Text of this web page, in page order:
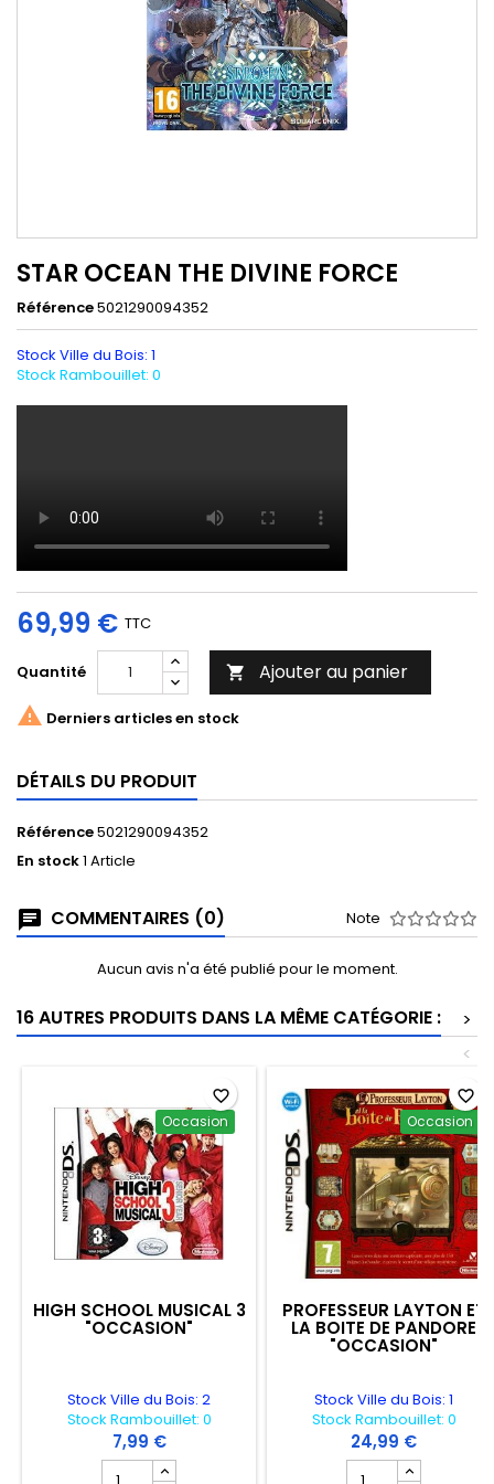
STAR OCEAN THE DIVINE FORCE
Référence5021290094352
Stock Ville du Bois: 1
Stock Rambouillet: 0
69,99 € TTC
Quantité  Ajouter au panier
 Derniers articles en stock
DÉTAILS DU PRODUIT
Référence5021290094352
En stock1 Article
COMMENTAIRES (0) Note
Aucun avis n'a été publié pour le moment.
16 AUTRES PRODUITS DANS LA MÊME CATÉGORIE :
>
<
Occasion
HIGH SCHOOL MUSICAL 3
"OCCASION"
Stock Ville du Bois: 2
Stock Rambouillet: 0
7,99 €
Champ quantité du produit HIGH SCHOOL MUSICAL 3
favorite_border
Occasion
PROFESSEUR LAYTON ET
LA BOITE DE PANDORE
"OCCASION"
Stock Ville du Bois: 1
Stock Rambouillet: 0
24,99 €
Champ quantité du
favorite_border